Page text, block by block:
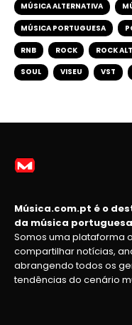
MÚSICA ALTERNATIVA
MÚSICA PORTUGUESA
RNB ROCK ROCK
SOUL VISEU VST
Música.com.pt é o
da música
Somos uma plataforma
compartilhar notícias,
abrangendo todos os
tendências do cenário